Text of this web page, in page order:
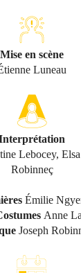
Mise en scène
Luneau
Lebocey,
Robinneç
Émilie
Anne
Joseph